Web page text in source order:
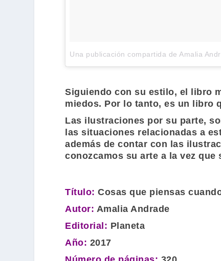
Una publicación compartida de Amalia
Siguiendo con su estilo, el libro
miedos. Por lo tanto, es un libro
Las ilustraciones por su parte,
las situaciones relacionadas a
además de contar con las
conozcamos su arte a la vez
Título: Cosas que piensas
Autor: Amalia Andrade
Editorial: Planeta
Año: 2017